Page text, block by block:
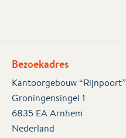
Bezoekadres
Kantoorgebouw “Rijnpoort”
Groningensingel 1
6835 EA Arnhem
Nederland